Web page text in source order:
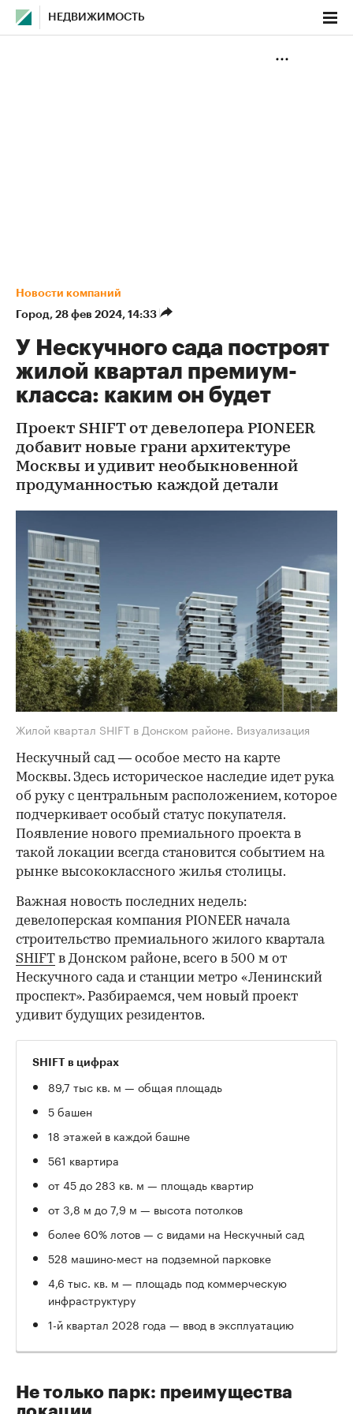
НЕДВИЖИМОСТЬ
Новости компаний
Город⁠, 28 фев 2024, 14:33
У Нескучного сада построят
жилой квартал премиум-
класса: каким он будет
Проект SHIFT от девелопера PIONEER
добавит новые грани архитектуре
Москвы и удивит необыкновенной
продуманностью каждой детали
Жилой квартал SHIFT в Донском районе. Визуализация
Нескучный сад — особое место на карте
Москвы. Здесь историческое наследие идет рука
об руку с центральным расположением, которое
подчеркивает особый статус покупателя.
Появление нового премиального проекта в
такой локации всегда становится событием на
рынке высококлассного жилья столицы.
Важная новость последних недель:
девелоперская компания PIONEER начала
строительство премиального жилого квартала
SHIFT в Донском районе, всего в 500 м от
Нескучного сада и станции метро «Ленинский
проспект». Разбираемся, чем новый проект
удивит будущих резидентов.
SHIFT в цифрах
89,7 тыс кв. м — общая площадь
5 башен
18 этажей в каждой башне
561 квартира
от 45 до 283 кв. м — площадь квартир
от 3,8 м до 7,9 м — высота потолков
более 60% лотов — с видами на Нескучный сад
528 машино-мест на подземной парковке
4,6 тыс. кв. м — площадь под коммерческую
инфраструктуру
1-й квартал 2028 года — ввод в эксплуатацию
Не только парк: преимущества